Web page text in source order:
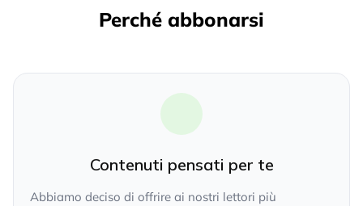
Perché abbonarsi
Contenuti pensati per te
Abbiamo deciso di offrire ai nostri lettori più